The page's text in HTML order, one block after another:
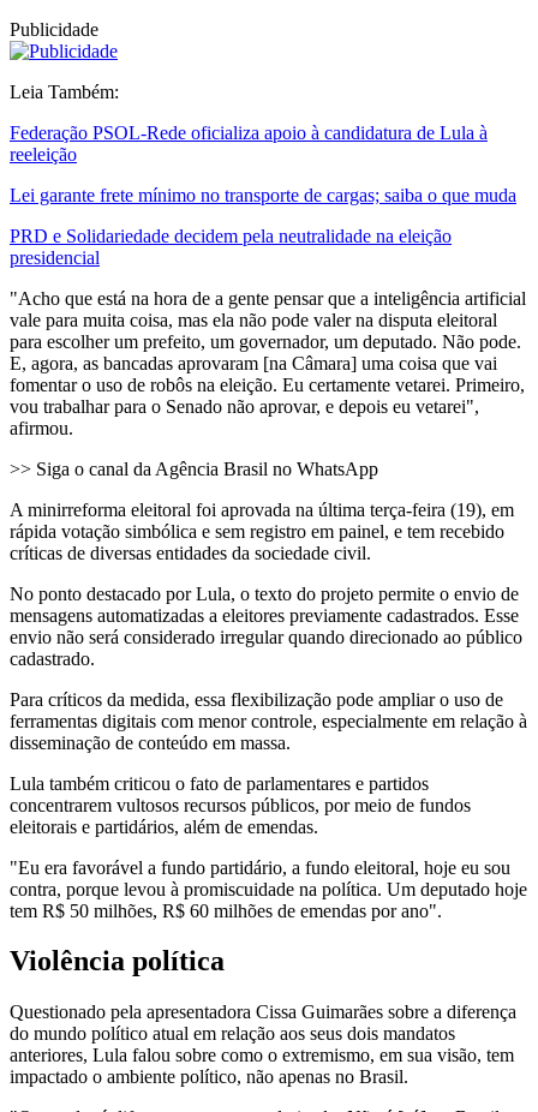
Publicidade
Leia Também:
Federação PSOL-Rede oficializa apoio à candidatura de Lula à
reeleição
Lei garante frete mínimo no transporte de cargas; saiba o que muda
PRD e Solidariedade decidem pela neutralidade na eleição
presidencial
"Acho que está na hora de a gente pensar que a inteligência artificial
vale para muita coisa, mas ela não pode valer na disputa eleitoral
para escolher um prefeito, um governador, um deputado. Não pode.
E, agora, as bancadas aprovaram [na Câmara] uma coisa que vai
fomentar o uso de robôs na eleição. Eu certamente vetarei. Primeiro,
vou trabalhar para o Senado não aprovar, e depois eu vetarei",
afirmou.
>> Siga o canal da Agência Brasil no WhatsApp
A minirreforma eleitoral foi aprovada na última terça-feira (19), em
rápida votação simbólica e sem registro em painel, e tem recebido
críticas de diversas entidades da sociedade civil.
No ponto destacado por Lula, o texto do projeto permite o envio de
mensagens automatizadas a eleitores previamente cadastrados. Esse
envio não será considerado irregular quando direcionado ao público
cadastrado.
Para críticos da medida, essa flexibilização pode ampliar o uso de
ferramentas digitais com menor controle, especialmente em relação à
disseminação de conteúdo em massa.
Lula também criticou o fato de parlamentares e partidos
concentrarem vultosos recursos públicos, por meio de fundos
eleitorais e partidários, além de emendas.
"Eu era favorável a fundo partidário, a fundo eleitoral, hoje eu sou
contra, porque levou à promiscuidade na política. Um deputado hoje
tem R$ 50 milhões, R$ 60 milhões de emendas por ano".
Violência política
Questionado pela apresentadora Cissa Guimarães sobre a diferença
do mundo político atual em relação aos seus dois mandatos
anteriores, Lula falou sobre como o extremismo, em sua visão, tem
impactado o ambiente político, não apenas no Brasil.